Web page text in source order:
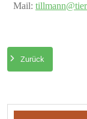
Mail:
Zurück